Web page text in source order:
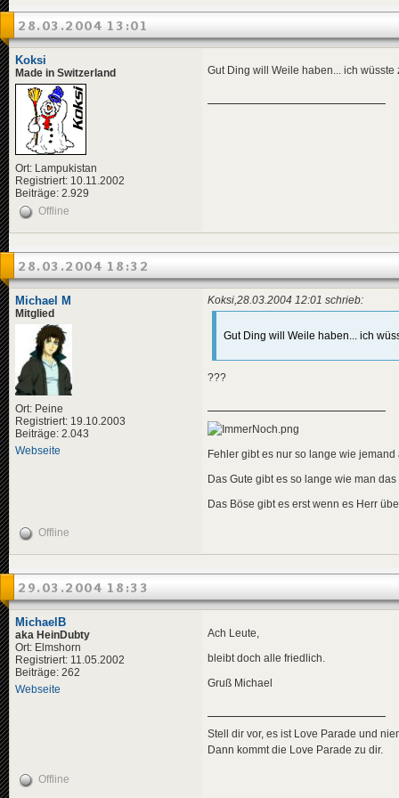
28.03.2004 13:01
Koksi
Made in Switzerland
Ort: Lampukistan
Registriert: 10.11.2002
Beiträge: 2.929
Gut Ding will Weile haben... ich
Offline
28.03.2004 18:32
Michael M
Mitglied
Ort: Peine
Registriert: 19.10.2003
Beiträge: 2.043
Webseite
Koksi,28.03.2004 12:01 schrieb:
Gut Ding will Weile haben... ich
???
Fehler gibt es nur so lange wie jemand
Das Gute gibt es so lange wie man
Das Böse gibt es erst wenn es Herr
Offline
29.03.2004 18:33
MichaelB
aka HeinDubty
Ort: Elmshorn
Registriert: 11.05.2002
Beiträge: 262
Webseite
Ach Leute,
bleibt doch alle friedlich.
Gruß Michael
Stell dir vor, es ist Love Parade und
Dann kommt die Love Parade zu dir.
Offline